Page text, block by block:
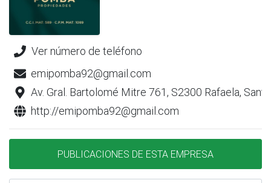
Ver número de teléfono
emipomba92@gmail.com
Av. Gral. Bartolomé Mitre 761, S2300 Rafaela,
http://emipomba92@gmail.com
PUBLICACIONES DE ESTA EMPRESA